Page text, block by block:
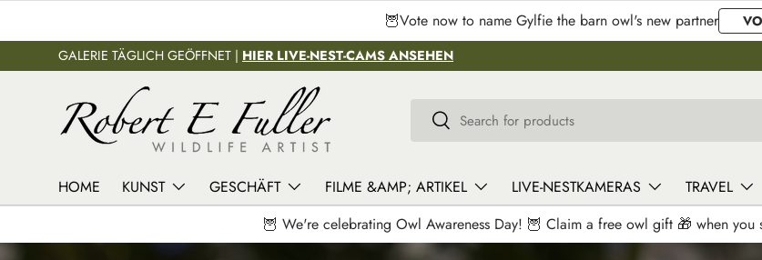
🦉Vote now to name Gylfie the barn owl's new partner
GALERIE TÄGLICH GEÖFFNET | HIER LIVE-NEST-CAMS ANSEHEN
Suchen
Suchen
HOME KUNST GESCHÄFT FILME &AMP; ARTIKEL LIVE-NESTKAMERAS TRAVEL
🦉 We're celebrating Owl Awareness Day! 🦉 Claim a free owl gift 🎁 when you